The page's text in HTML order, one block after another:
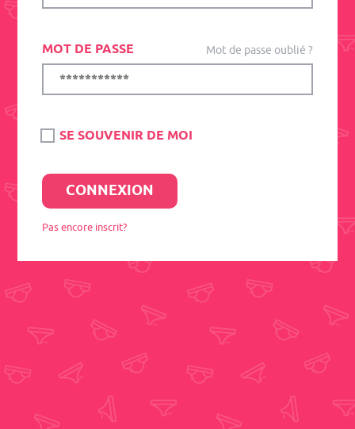
Mot de passe oublié ?
MOT DE PASSE
SE SOUVENIR DE MOI
Pas encore inscrit?